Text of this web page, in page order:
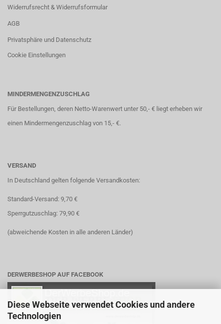
Diese Webseite verwendet Cookies und andere
Technologien
Widerrufsrecht & Widerrufsformular
AGB
Privatsphäre und Datenschutz
Cookie Einstellungen
MINDERMENGENZUSCHLAG
Für Bestellungen, deren Netto-Warenwert unter 50,- € liegt erheben wir
einen Mindermengenzuschlag von 15,- €.
VERSAND
In Deutschland gelten folgende Versandkosten:
Standard-Versand: 9,70 €
Sperrgutzuschlag: 79,90 €
(abweichende Kosten in alle anderen Länder)
DERWERBESHOP AUF FACEBOOK